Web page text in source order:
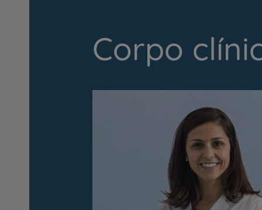
Corpo